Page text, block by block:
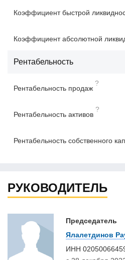
Коэффициент быстрой
Коэффициент абсолютной
Рентабельность
Рентабельность продаж
?
Рентабельность активов
?
Рентабельность собственного
РУКОВОДИТЕЛЬ
Председатель
Ялалетдинов
ИНН